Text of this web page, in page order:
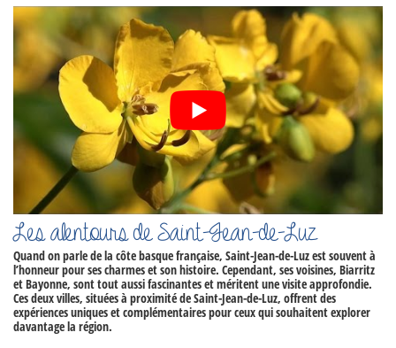
Les alentours de Saint-Jean-de-Luz
Quand on parle de la côte basque française, Saint-Jean-de-Luz est souvent à
l’honneur pour ses charmes et son histoire. Cependant, ses voisines, Biarritz
etBayonne, sont tout aussi fascinantes et méritent une visite approfondie.
Ces deux villes, situées à proximité de Saint-Jean-de-Luz, offrent des
expériences uniques et complémentaires pour ceux qui souhaitent explorer
davantage la région.